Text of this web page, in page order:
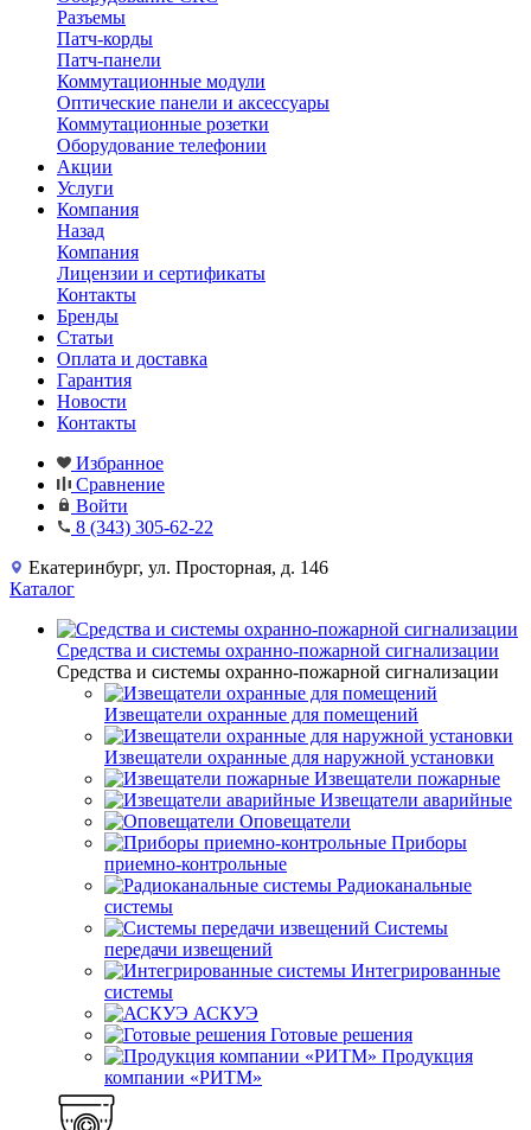
Разъемы
Патч-корды
Патч-панели
Коммутационные модули
Оптические панели и аксессуары
Коммутационные розетки
Оборудование телефонии
Акции
Услуги
Компания
Назад
Компания
Лицензии и сертификаты
Контакты
Бренды
Статьи
Оплата и доставка
Гарантия
Новости
Контакты
Избранное
Сравнение
Войти
8 (343) 305-62-22
Екатеринбург, ул. Просторная, д. 146
Каталог
Средства и системы охранно-пожарной сигнализации
Средства и системы охранно-пожарной сигнализации
Извещатели охранные для помещений
Извещатели охранные для наружной установки
Извещатели пожарные
Извещатели аварийные
Оповещатели
Приборы
приемно-контрольные
Радиоканальные
системы
Системы
передачи извещений
Интегрированные
системы
АСКУЭ
Готовые решения
Продукция
компании «РИТМ»